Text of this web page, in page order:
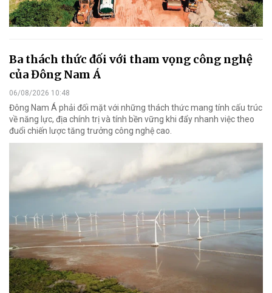
Ba thách thức đối với tham vọng công nghệ
của Đông Nam Á
06/08/2026 10:48
Đông Nam Á phải đối mặt với những thách thức mang tính cấu trúc
về năng lực, địa chính trị và tính bền vững khi đẩy nhanh việc theo
đuổi chiến lược tăng trưởng công nghệ cao.